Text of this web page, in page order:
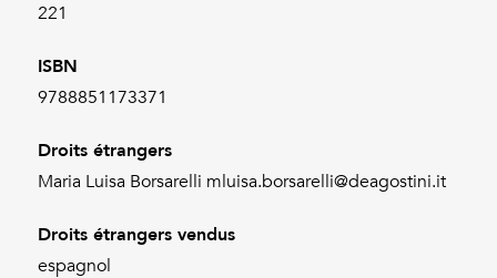
221
ISBN
9788851173371
Droits étrangers
Maria Luisa Borsarelli mluisa.borsarelli@deagostini.it
Droits étrangers vendus
espagnol